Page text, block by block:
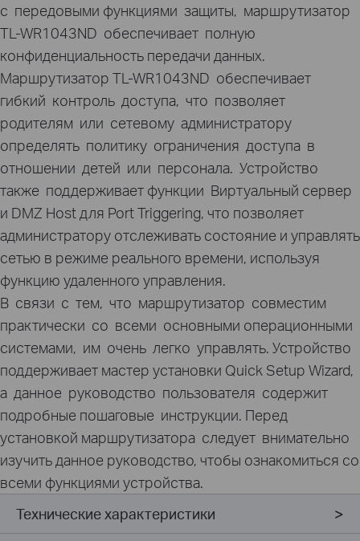
с передовыми функциями защиты, маршрутизатор
TL-WR1043ND обеспечивает полную
конфиденциальность передачи данных.
Маршрутизатор TL-WR1043ND обеспечивает
гибкий контроль доступа, что позволяет
родителям или сетевому администратору
определять политику ограничения доступа в
отношении детей или персонала. Устройство
также поддерживает функции Виртуальный сервер
и DMZ Host для Port Triggering, что позволяет
администратору отслеживать состояние и управлять
сетью в режиме реального времени, используя
функцию удаленного управления.
В связи с тем, что маршрутизатор совместим
практически со всеми основными операционными
системами, им очень легко управлять. Устройство
поддерживает мастер установки Quick Setup Wizard,
а данное руководство пользователя содержит
подробные пошаговые инструкции. Перед
установкой маршрутизатора следует внимательно
изучить данное руководство, чтобы ознакомиться со
всеми функциями устройства.
Технические характеристики